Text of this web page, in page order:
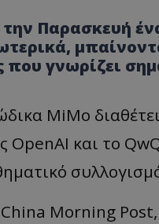
Παρασκευή
που γνωρίζει
MiMo
OpenAI και το
Morning